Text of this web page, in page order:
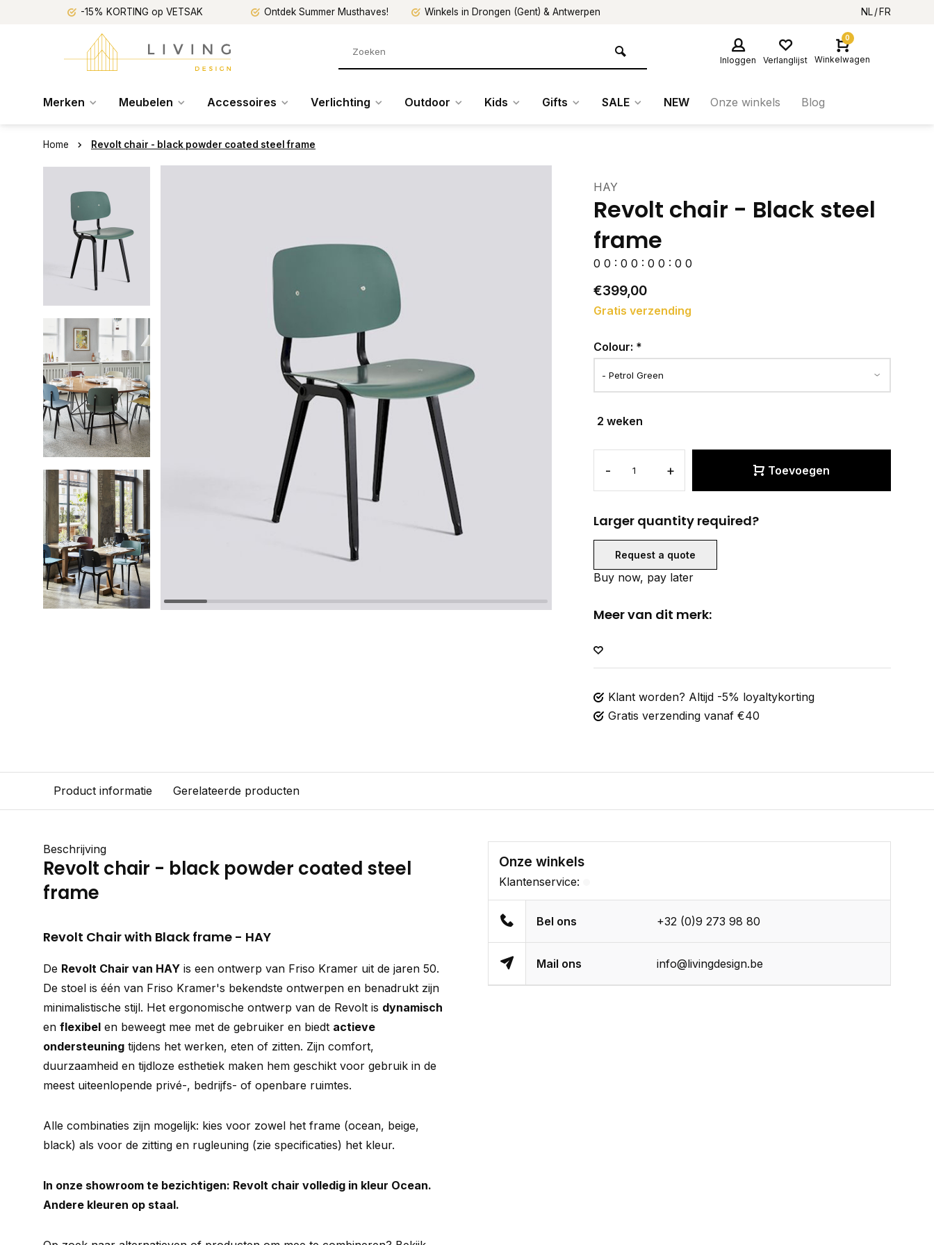
-15% KORTING op VETSAK Ontdek Summer Musthaves! Winkels in Drongen (Gent) & Antwerpen NL FR
Inloggen Verlanglijst
0
Winkelwagen
Merken Meubelen Accessoires Verlichting Outdoor Kids Gifts SALE NEW Onze winkels Blog
Home Revolt chair - black powder coated steel frame
HAY
Revolt chair - Black steel
frame
0 0 : 0 0 : 0 0 : 0 0
€399,00
Gratis verzending
Colour: *
2 weken
- + Toevoegen
Larger quantity required?
Request a quote
Buy now, pay later
Meer van dit merk:
Klant worden? Altijd -5% loyaltykorting
Gratis verzending vanaf €40
Product informatie Gerelateerde producten
Beschrijving
Revolt chair - black powder coated steel
frame
Revolt Chair with Black frame - HAY
De Revolt Chair van HAY is een ontwerp van Friso Kramer uit de jaren 50.
De stoel is één van Friso Kramer's bekendste ontwerpen en benadrukt zijn
minimalistische stijl. Het ergonomische ontwerp van de Revolt is dynamisch
en flexibel en beweegt mee met de gebruiker en biedt actieve
ondersteuning tijdens het werken, eten of zitten. Zijn comfort,
duurzaamheid en tijdloze esthetiek maken hem geschikt voor gebruik in de
meest uiteenlopende privé-, bedrijfs- of openbare ruimtes.
Alle combinaties zijn mogelijk: kies voor zowel het frame (ocean, beige,
black) als voor de zitting en rugleuning (zie specificaties) het kleur.
In onze showroom te bezichtigen: Revolt chair volledig in kleur Ocean.
Andere kleuren op staal.
Onze winkels
Klantenservice:
Bel ons +32 (0)9 273 98 80
Mail ons info@livingdesign.be